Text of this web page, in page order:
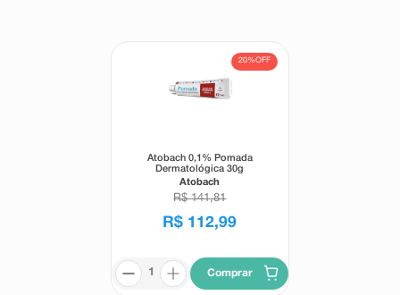
20%OFF
Atobach 0,1% Pomada
Dermatológica 30g
Atobach
R$ 141,81
R$ 112,99
Comprar